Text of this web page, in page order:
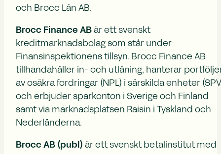
och Brocc Lån AB.
Brocc Finance AB är ett svenskt
kreditmarknadsbolag som står under
Finansinspektionens tillsyn. Brocc Finance AB
tillhandahåller in- och utlåning, hanterar
av osäkra fordringar (NPL) i särskilda enheter
och erbjuder sparkonton i Sverige och Finland
samt via marknadsplatsen Raisin i Tyskland och
Nederländerna.
Brocc AB (publ) är ett svenskt betalinstitut med